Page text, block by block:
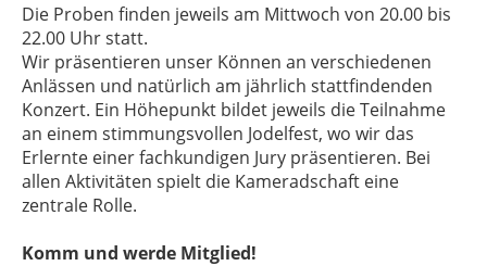
Die Proben finden jeweils am Mittwoch von 20.00 bis
22.00 Uhr statt.
Wir präsentieren unser Können an verschiedenen
Anlässen und natürlich am jährlich stattfindenden
Konzert. Ein Höhepunkt bildet jeweils die Teilnahme
an einem stimmungsvollen Jodelfest, wo wir das
Erlernte einer fachkundigen Jury präsentieren. Bei
allen Aktivitäten spielt die Kameradschaft eine
zentrale Rolle.
Komm und werde Mitglied!